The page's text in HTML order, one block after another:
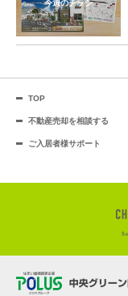
今週のチラシ
TOP
不動産売却を相談する
ご入居者様サポート